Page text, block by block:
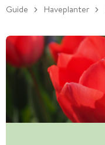
Guide Haveplanter